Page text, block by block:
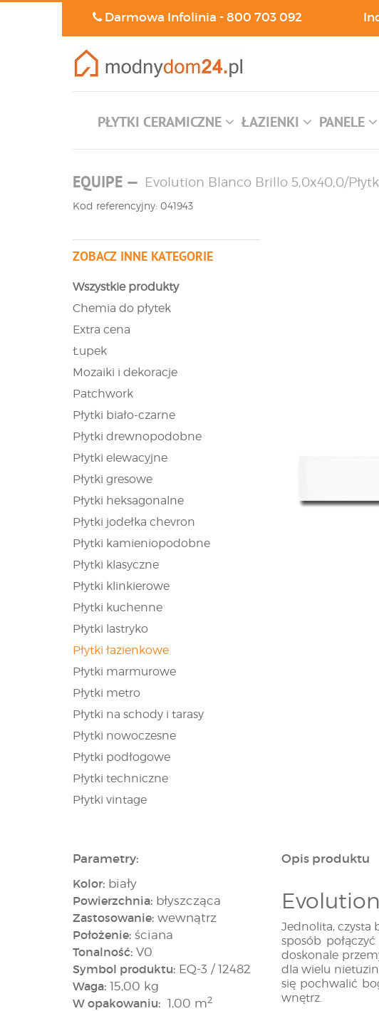
Darmowa Infolinia -800 703 092
PŁYTKI CERAMICZNE ŁAZIENKI PANELE
EQUIPE — Evolution Blanco Brillo 5,0x40,0/
Kod referencyjny: 041943
ZOBACZ INNE KATEGORIE
Wszystkie produkty
Chemia do płytek
Extra cena
Łupek
Mozaiki i dekoracje
Patchwork
Płytki biało-czarne
Płytki drewnopodobne
Płytki elewacyjne
Płytki gresowe
Płytki heksagonalne
Płytki jodełka chevron
Płytki kamieniopodobne
Płytki klasyczne
Płytki klinkierowe
Płytki kuchenne
Płytki lastryko
Płytki łazienkowe
Płytki marmurowe
Płytki metro
Płytki na schody i tarasy
Płytki nowoczesne
Płytki podłogowe
Płytki techniczne
Płytki vintage
Parametry:
Kolor: biały
Powierzchnia: błyszcząca
Zastosowanie: wewnątrz
Położenie: ściana
Tonalność: V0
Symbol produktu: EQ-3 / 12482
Waga: 15,00 kg
W opakowaniu: 1,00 m2
Opis produktu
Jednolita, czysta
sposób
doskonale
dla wielu
się pochwalić
wnętrz.